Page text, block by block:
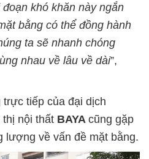
khó khăn này ngắn
bằng có thể đồng hành
ta sẽ nhanh chóng
nhau về lâu về dài”,
tiếp của đại dịch
thị nội thất BAYA cũng gặp
lượng về vấn đề mặt bằng.